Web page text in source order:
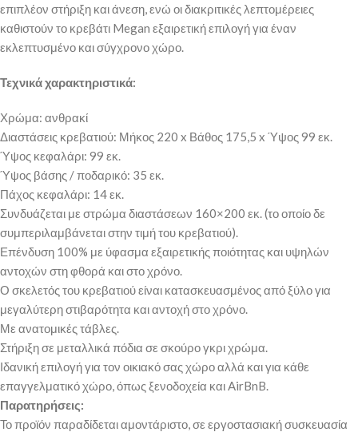
επιπλέον στήριξη και άνεση, ενώ οι διακριτικές λεπτομέρειες
καθιστούν το κρεβάτι Megan εξαιρετική επιλογή για έναν
εκλεπτυσμένο και σύγχρονο χώρο.
Τεχνικά χαρακτηριστικά:
Χρώμα: ανθρακί
Διαστάσεις κρεβατιού: Μήκος 220 x Βάθος 175,5 x Ύψος 99 εκ.
Ύψος κεφαλάρι: 99 εκ.
Ύψος βάσης / ποδαρικό: 35 εκ.
Πάχος κεφαλάρι: 14 εκ.
Συνδυάζεται με στρώμα διαστάσεων 160×200 εκ. (το οποίο δε
συμπεριλαμβάνεται στην τιμή του κρεβατιού).
Επένδυση 100% με ύφασμα εξαιρετικής ποιότητας και υψηλών
αντοχών στη φθορά και στο χρόνο.
Ο σκελετός του κρεβατιού είναι κατασκευασμένος από ξύλο για
μεγαλύτερη στιβαρότητα και αντοχή στο χρόνο.
Με ανατομικές τάβλες.
Στήριξη σε μεταλλικά πόδια σε σκούρο γκρι χρώμα.
Ιδανική επιλογή για τον οικιακό σας χώρο αλλά και για κάθε
επαγγελματικό χώρο, όπως ξενοδοχεία και AirBnB.
Παρατηρήσεις:
Το προϊόν παραδίδεται αμοντάριστο, σε εργοστασιακή συσκευασία